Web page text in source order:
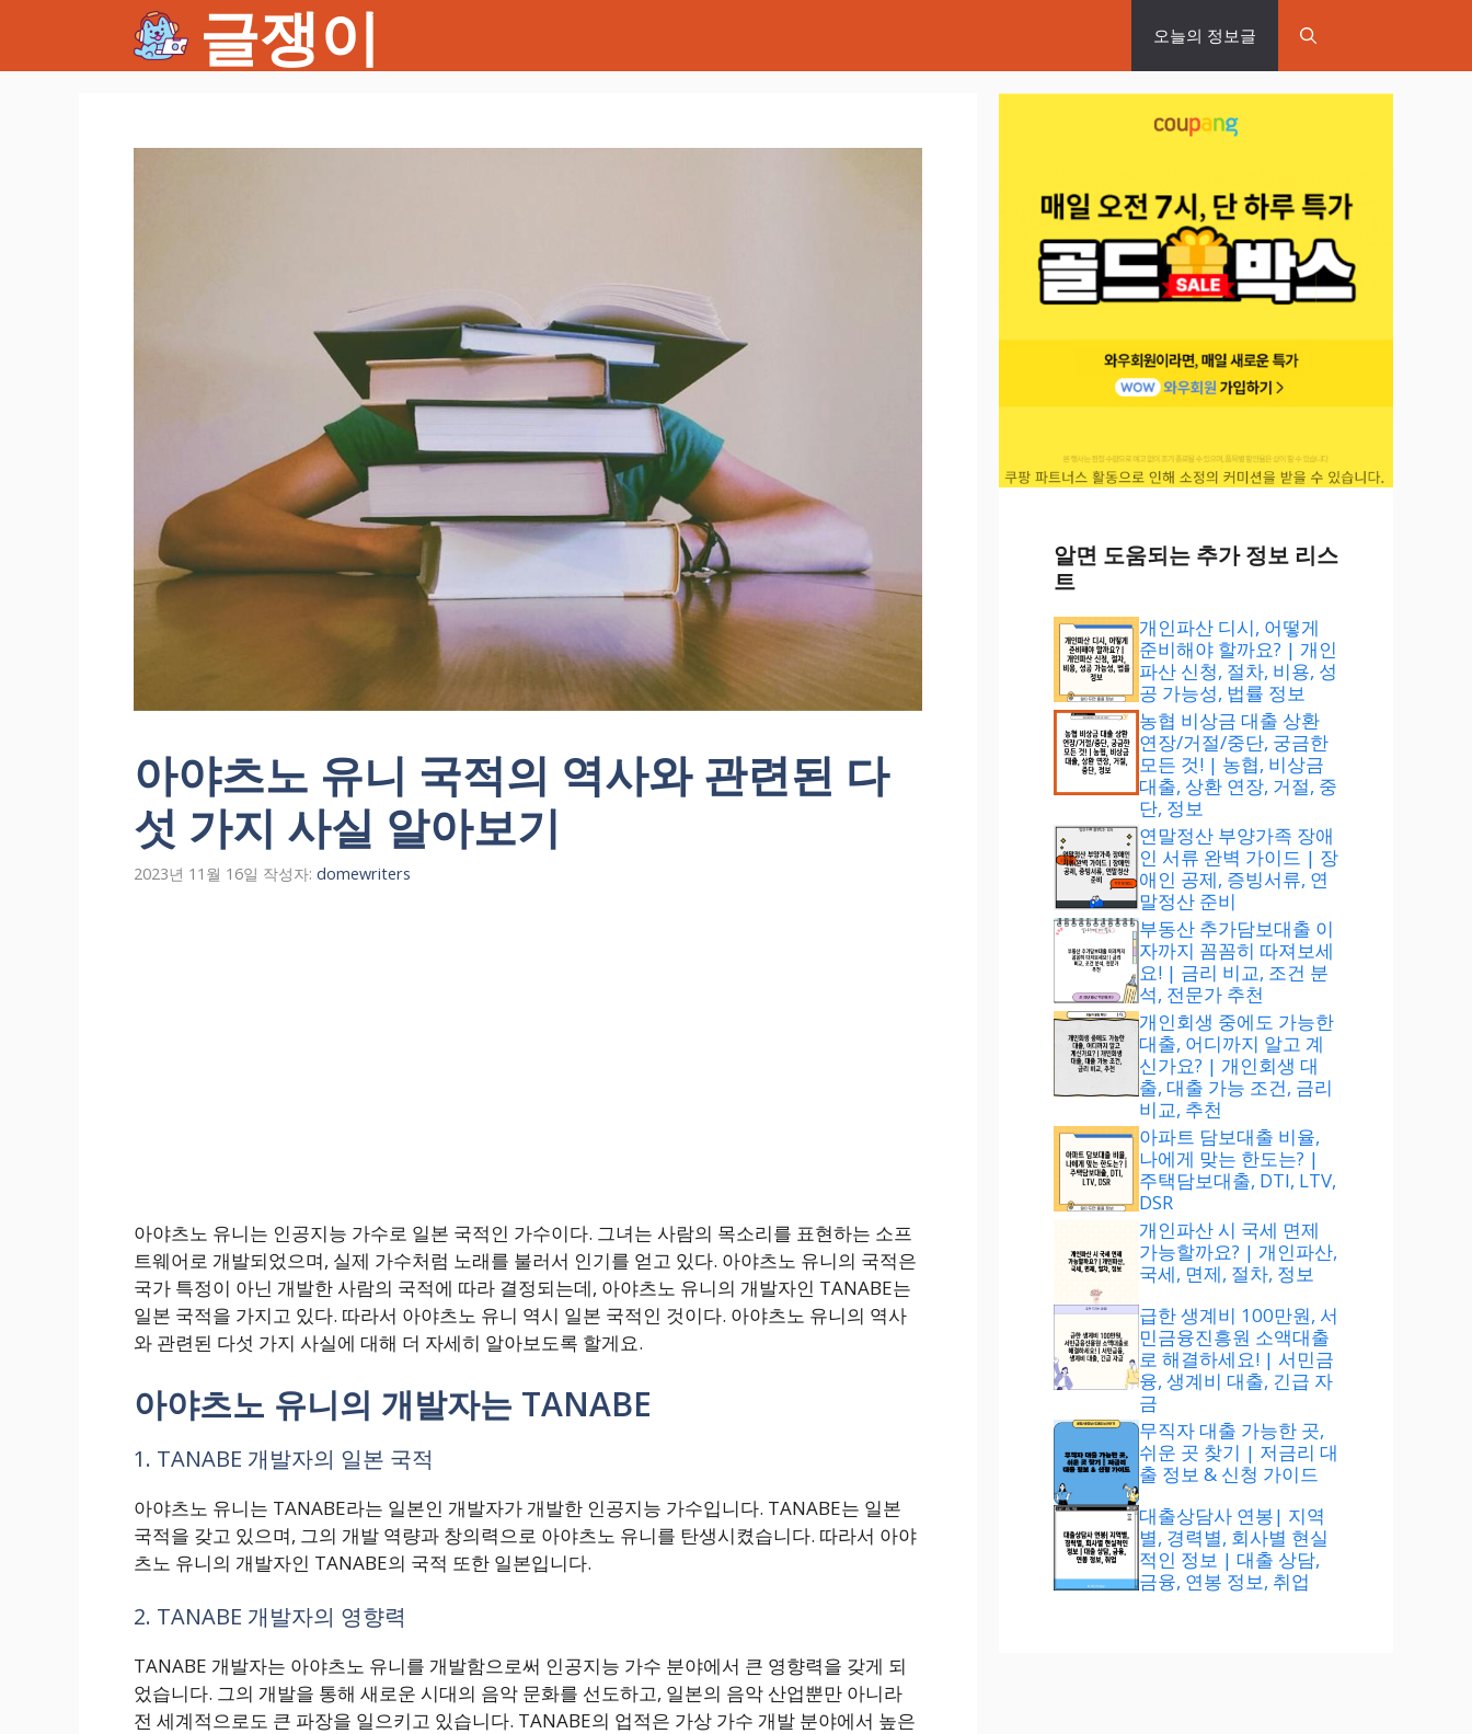
츠
글쟁이 오늘의 정보글
아야츠노 유니 국적의 역사와 관련된 다
섯 가지 사실 알아보기
2023년 11월 16일 작성자: domewriters
아야츠노 유니는 인공지능 가수로 일본 국적인 가수이다. 그녀는 사람의 목소리를 표현하는 소프
트웨어로 개발되었으며, 실제 가수처럼 노래를 불러서 인기를 얻고 있다. 아야츠노 유니의 국적은
국가 특정이 아닌 개발한 사람의 국적에 따라 결정되는데, 아야츠노 유니의 개발자인 TANABE는
일본 국적을 가지고 있다. 따라서 아야츠노 유니 역시 일본 국적인 것이다. 아야츠노 유니의 역사
와 관련된 다섯 가지 사실에 대해 더 자세히 알아보도록 할게요.
아야츠노 유니의 개발자는 TANABE
1. TANABE 개발자의 일본 국적
아야츠노 유니는 TANABE라는 일본인 개발자가 개발한 인공지능 가수입니다. TANABE는 일본
국적을 갖고 있으며, 그의 개발 역량과 창의력으로 아야츠노 유니를 탄생시켰습니다. 따라서 아야
츠노 유니의 개발자인 TANABE의 국적 또한 일본입니다.
2. TANABE 개발자의 영향력
TANABE 개발자는 아야츠노 유니를 개발함으로써 인공지능 가수 분야에서 큰 영향력을 갖게 되
었습니다. 그의 개발을 통해 새로운 시대의 음악 문화를 선도하고, 일본의 음악 산업뿐만 아니라
전 세계적으로도 큰 파장을 일으키고 있습니다. TANABE의 업적은 가상 가수 개발 분야에서 높은
알면 도움되는 추가 정보 리스
트
개인파산 디시, 어떻게
준비해야 할까요? | 개인
파산 신청, 절차, 비용, 성
공 가능성, 법률 정보
농협 비상금 대출 상환
연장/거절/중단, 궁금한
모든 것! | 농협, 비상금
대출, 상환 연장, 거절, 중
단, 정보
연말정산 부양가족 장애
인 서류 완벽 가이드 | 장
애인 공제, 증빙서류, 연
말정산 준비
부동산 추가담보대출 이
자까지 꼼꼼히 따져보세
요! | 금리 비교, 조건 분
석, 전문가 추천
개인회생 중에도 가능한
대출, 어디까지 알고 계
신가요? | 개인회생 대
출, 대출 가능 조건, 금리
비교, 추천
아파트 담보대출 비율,
나에게 맞는 한도는? |
주택담보대출, DTI, LTV,
DSR
개인파산 시 국세 면제
가능할까요? | 개인파산,
국세, 면제, 절차, 정보
급한 생계비 100만원, 서
민금융진흥원 소액대출
로 해결하세요! | 서민금
융, 생계비 대출, 긴급 자
금
무직자 대출 가능한 곳,
쉬운 곳 찾기 | 저금리 대
출 정보 & 신청 가이드
대출상담사 연봉| 지역
별, 경력별, 회사별 현실
적인 정보 | 대출 상담,
금융, 연봉 정보, 취업